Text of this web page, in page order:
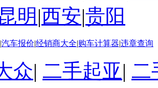
昆明 |西安|贵阳
|汽车报价|经销商大全|购车计算器|违章查询
众| 二手起亚| 二